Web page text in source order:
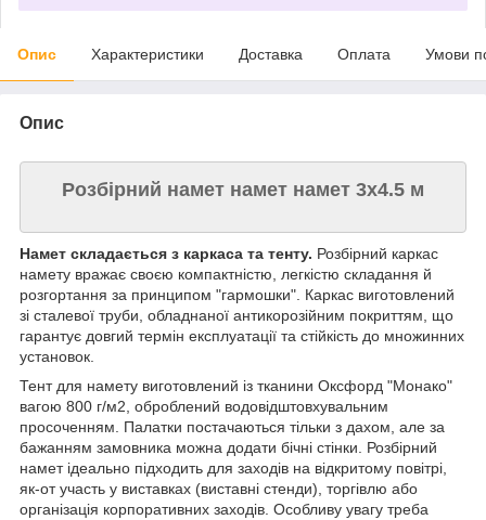
Опис Характеристики Доставка Оплата Умови
Опис
Розбірний намет намет намет 3х4.5 м
Намет складається з каркаса та тенту. Розбірний каркас
намету вражає своєю компактністю, легкістю складання й
розгортання за принципом "гармошки". Каркас виготовлений
зі сталевої труби, обладнаної антикорозійним покриттям, що
гарантує довгий термін експлуатації та стійкість до множинних
установок.
Тент для намету виготовлений із тканини Оксфорд "Монако"
вагою 800 г/м2, оброблений водовідштовхувальним
просоченням. Палатки постачаються тільки з дахом, але за
бажанням замовника можна додати бічні стінки. Розбірний
намет ідеально підходить для заходів на відкритому повітрі,
як-от участь у виставках (виставні стенди), торгівлю або
організація корпоративних заходів. Особливу увагу треба